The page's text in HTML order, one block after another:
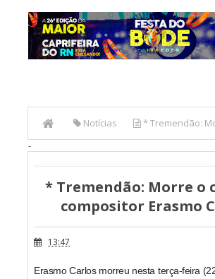
Notícias * Tremendão:
compositor Erasmo Carlos.
-
* Tremendão: Morre o
compositor Erasmo
13:47
Erasmo Carlos morreu nesta terça-feira